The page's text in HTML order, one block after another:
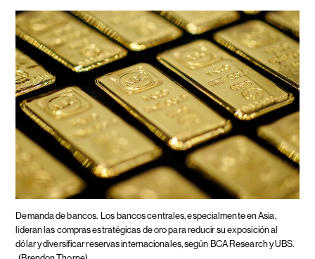
Demanda de bancos. Los bancos centrales, especialmente en Asia,
lideran las compras estratégicas de oro para reducir su exposición al
dólar y diversificar reservas internacionales, según BCA Research y UBS.